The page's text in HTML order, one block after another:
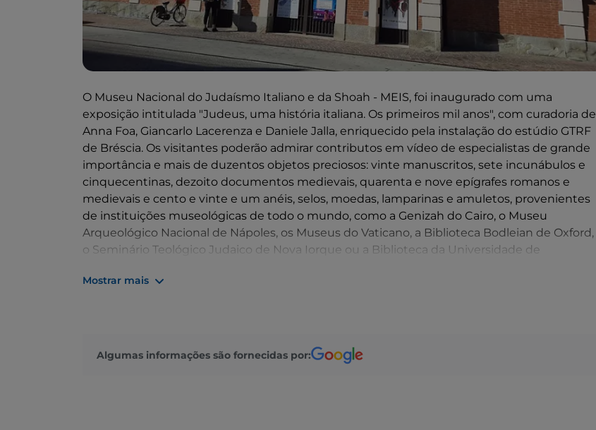
O Museu Nacional do Judaísmo Italiano e da Shoah - MEIS, foi inaugurado com uma
exposição intitulada "Judeus, uma história italiana. Os primeiros mil anos", com curadoria de
Anna Foa, Giancarlo Lacerenza e Daniele Jalla, enriquecido pela instalação do estúdio GTRF
de Bréscia. Os visitantes poderão admirar contributos em vídeo de especialistas de grande
importância e mais de duzentos objetos preciosos: vinte manuscritos, sete incunábulos e
cinquecentinas, dezoito documentos medievais, quarenta e nove epígrafes romanos e
medievais e cento e vinte e um anéis, selos, moedas, lamparinas e amuletos, provenientes
de instituições museológicas de todo o mundo, como a Genizah do Cairo, o Museu
Arqueológico Nacional de Nápoles, os Museus do Vaticano, a Biblioteca Bodleian de Oxford,
o Seminário Teológico Judaico de Nova Iorque ou a Biblioteca da Universidade de
foram mais de 50 000), esta minoria desempenhou um papel de liderança desde a época
Sem mencionar que, ao longo dos séculos, favoreceram o estabelecimento de relações
Mostrar mais
Algumas informações são fornecidas por: